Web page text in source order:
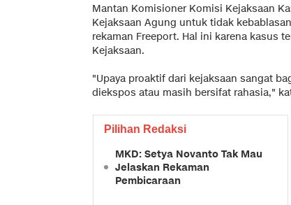
Mantan Komisioner Komisi Kejaksaan
Kejaksaan Agung untuk tidak
rekaman Freeport. Hal ini karena kasus
Kejaksaan.
"Upaya proaktif dari kejaksaan sangat
diekspos atau masih bersifat rahasia,"
Pilihan Redaksi
MKD: Setya Novanto Tak Mau
Jelaskan Rekaman
Pembicaraan